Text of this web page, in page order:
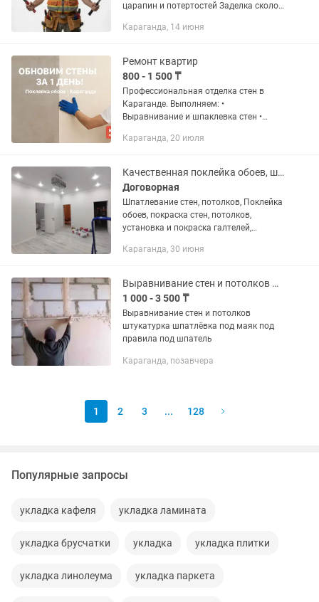
царапин и потертостей Заделка сколов
фурнитуры (ручек, петель,
Караганда, 14 июня
Ремонт квартир
800 - 1 500 ₸
Профессиональная отделка стен в
Караганде. Выполняем: •
Выравнивание и шпаклевка стен •
или обои • Покраска стен и потолков •
Караганда, 20 июля
Качественная поклейка обоев, шпаклевание и покраска стен.
Договорная
Шпатлевание стен, потолков, Поклейка
обоев, покраска стен, потолков,
установка и покраска галтелей,
линолеума.
Караганда, 30 июня
Выравнивание стен и потолков штукатурка шпатлёвка
1 000 - 3 500 ₸
Выравнивание стен и потолков
штукатурка шпатлёвка под маяк под
правила под шпатель
Караганда, позавчера
1 2 3 ... 128
Популярные запросы
укладка кафеля укладка ламината
укладка брусчатки укладка укладка плитки
укладка линолеума укладка паркета